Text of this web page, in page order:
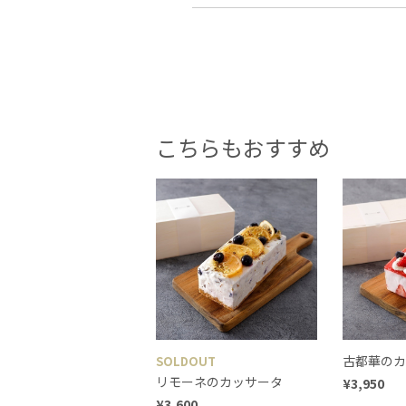
こちらもおすすめ
SOLDOUT
リモーネのカッサータ
古都華の
¥3,950